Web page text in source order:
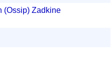
(Ossip) Zadkine